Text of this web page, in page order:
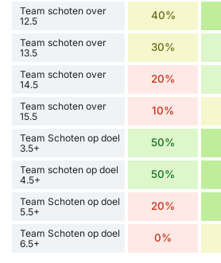
Team schoten over
12.5
40%
Team schoten over
13.5
30%
Team schoten over
14.5
20%
Team schoten over
15.5
10%
Team Schoten op doel
3.5+
50%
Team schoten op doel
4.5+
50%
Team Schoten op doel
5.5+
20%
Team Schoten op doel
6.5+
0%